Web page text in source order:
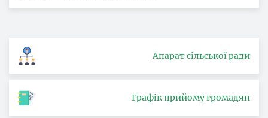
Апарат сільської ради
Графік прийому громадян